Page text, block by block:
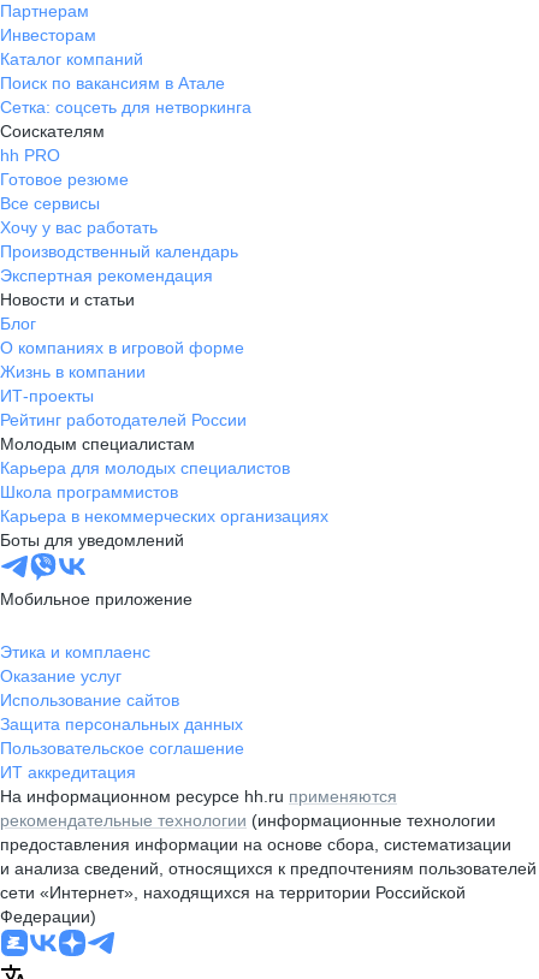
Партнерам
Инвесторам
Каталог компаний
Поиск по вакансиям в Атале
Сетка: соцсеть для нетворкинга
Соискателям
hh PRO
Готовое резюме
Все сервисы
Хочу у вас работать
Производственный календарь
Экспертная рекомендация
Новости и статьи
Блог
О компаниях в игровой форме
Жизнь в компании
ИТ-проекты
Рейтинг работодателей России
Молодым специалистам
Карьера для молодых специалистов
Школа программистов
Карьера в некоммерческих организациях
Боты для уведомлений
Мобильное приложение
Этика и комплаенс
Оказание услуг
Использование сайтов
Защита персональных данных
Пользовательское соглашение
ИТ аккредитация
На информационном ресурсе hh.ru применяются
рекомендательные технологии (информационные технологии
предоставления информации на основе сбора, систематизации
и анализа сведений, относящихся к предпочтениям пользователей
сети «Интернет», находящихся на территории Российской
Федерации)